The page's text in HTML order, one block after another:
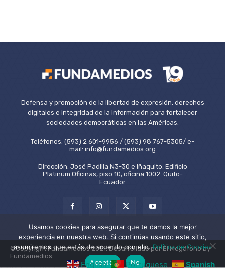
Defensa y promoción de la libertad de expresión, derechos
digitales e integridad de la información para fortalecer
sociedades democráticas en las Américas.
Teléfonos: (593) 2 601-9956 / (593) 98 767-5305/ e-
mail: info@fundamedios.org
Dirección: José Padilla N3-30 e Iñaquito, Edificio
Platinum Oficinas, piso 10, oficina 1002. Quito-
Ecuador
©Copyright Fundamedios 2021. Desarrollado por El Megáfono by
Fundamedios.
English Portuguese Spanish
Usamos cookies para asegurar que te damos la mejor
experiencia en nuestra web. Si continúas usando este sitio,
asumiremos que estás de acuerdo con ello.Política de Cookies
Aceptar
No